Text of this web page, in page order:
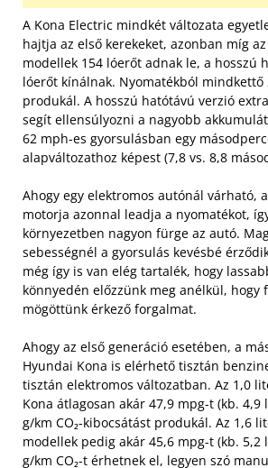
A Kona Electric mindkét változata
hajtja az első kerekeket, azonban míg
modellek 154 lóerőt adnak le, a hosszú
lóerőt kínálnak. Nyomatékból mindkettő
produkál. A hosszú hatótávú verzió
segít ellensúlyozni a nagyobb
62 mph-es gyorsulásban egy
alapváltozathoz képest (7,8 vs. 8,8
Ahogy egy elektromos autónál várható,
motorja azonnal leadja a nyomatékot,
környezetben nagyon fürge az autó.
sebességnél a gyorsulás kevésbé
még így is van elég tartalék, hogy
könnyedén előzzünk meg anélkül, hogy
mögöttünk érkező forgalmat.
Ahogy az első generáció esetében, a
Hyundai Kona is elérhető tisztán
tisztán elektromos változatban. Az 1,0
Kona átlagosan akár 47,9 mpg-t (kb. 4,9
g/km CO₂-kibocsátást produkál. Az 1,6
modellek pedig akár 45,6 mpg-t (kb. 5,2
g/km CO₂-t érhetnek el, legyen szó